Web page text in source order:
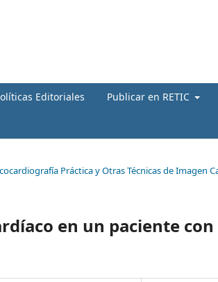
Editoriales Publicar en RETIC
Práctica y Otras Técnicas de Imagen
en un paciente